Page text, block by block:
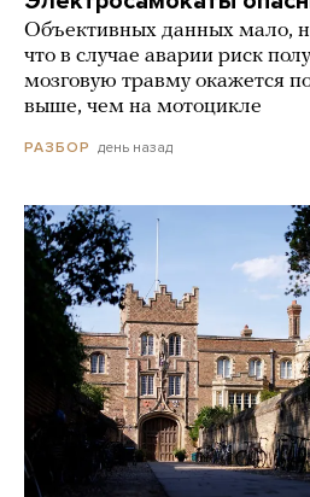
Объективных данных мало,
что в случае аварии риск
мозговую травму окажется
выше, чем на мотоцикле
РАЗБОР день назад